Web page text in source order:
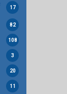
17
82
108
3
20
11